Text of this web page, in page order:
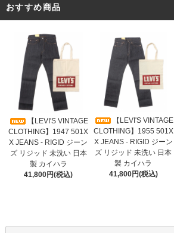
おすすめ商品
【LEVI'S VINTAGE
CLOTHING】1947 501X
X JEANS - RIGID ジーン
ズ リジッド 未洗い 日本
製 カイハラ
41,800円(税込)
【LEVI'S VINTAGE
CLOTHING】1955 501X
X JEANS - RIGID ジーン
ズ リジッド 未洗い 日本
製 カイハラ
41,800円(税込)